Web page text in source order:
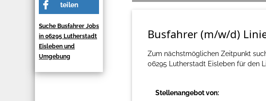
teilen
Suche Busfahrer Jobs
in 06295 Lutherstadt
Eisleben und
Umgebung
Busfahrer (m/w/d)
Zum nächstmöglichen Zeitpunkt
06295 Lutherstadt Eisleben für den
Stellenangebot von: